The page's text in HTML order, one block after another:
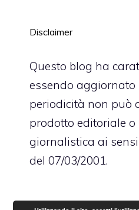
Disclaimer
Questo blog ha
essendo aggiornato
periodicità non può
prodotto editoriale
giornalistica ai
del 07/03/2001.